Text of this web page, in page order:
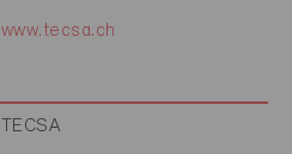
www.tecsa.ch
TECSA